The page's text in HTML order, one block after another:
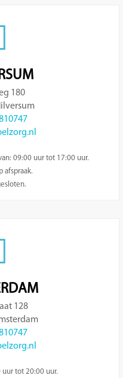
180
09:00 uur tot 17:00 uur.
afspraak.
128
uur tot 20:00 uur.